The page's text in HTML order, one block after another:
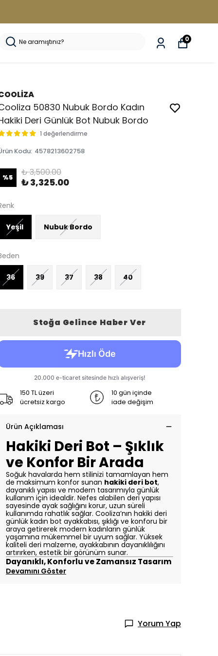
0
50830 Nubuk Bordo Kadın
Deri Günlük Bot Nubuk Bordo
1 değerlendirme
Kodu: 4578213602758
%5 ₺ 3,500.00
₺ 3,325.00
Yeşil Nubuk Bordo
36 39 37 38 40
Stoğa Gelince Haber Ver
150 TL üzeri
ücretsiz kargo
10 gün içinde
iade değişim
Ürün Açıklaması
Hakiki Deri Bot – Şıklık
ve Konfor Bir Arada
Soğuk havalarda hem stilinizi tamamlayan hem
de maksimum konfor sunan hakiki deri bot,
dayanıklı yapısı ve modern tasarımıyla günlük
kullanım için idealdir. Nefes alabilen deri yapısı
sayesinde ayak sağlığını korur, uzun süreli
kullanımda rahatlık sağlar. Cooliza’nın hakiki deri
günlük kadın bot ayakkabısı, şıklığı ve konforu bir
araya getirerek modern kadınların günlük
yaşamına mükemmel bir uyum sağlar. Yüksek
kaliteli deri malzeme, ayakkabının dayanıklılığını
artırırken, estetik bir görünüm sunar.
Dayanıklı, Konforlu ve Zamansız Tasarım
Devamını Göster
Yorum Yap